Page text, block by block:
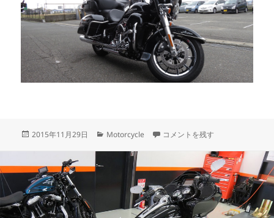
投
2015年11月29日
カ
Motorcycle ウルトラリミテッドにハンドル
コメントを残す